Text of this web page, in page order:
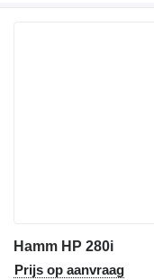
Hamm HP 280i
Prijs op aanvraag